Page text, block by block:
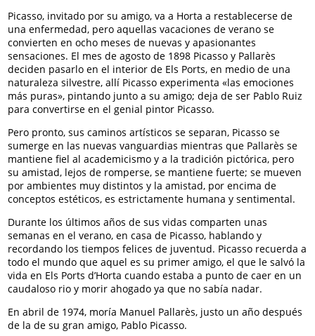
Picasso, invitado por su amigo, va a Horta a restablecerse de
una enfermedad, pero aquellas vacaciones de verano se
convierten en ocho meses de nuevas y apasionantes
sensaciones. El mes de agosto de 1898 Picasso y Pallarès
deciden pasarlo en el interior de Els Ports, en medio de una
naturaleza silvestre, allí Picasso experimenta «las emociones
más puras», pintando junto a su amigo; deja de ser Pablo Ruiz
para convertirse en el genial pintor Picasso.
Pero pronto, sus caminos artísticos se separan, Picasso se
sumerge en las nuevas vanguardias mientras que Pallarès se
mantiene fiel al academicismo y a la tradición pictórica, pero
su amistad, lejos de romperse, se mantiene fuerte; se mueven
por ambientes muy distintos y la amistad, por encima de
conceptos estéticos, es estrictamente humana y sentimental.
Durante los últimos años de sus vidas comparten unas
semanas en el verano, en casa de Picasso, hablando y
recordando los tiempos felices de juventud. Picasso recuerda a
todo el mundo que aquel es su primer amigo, el que le salvó la
vida en Els Ports d’Horta cuando estaba a punto de caer en un
caudaloso rio y morir ahogado ya que no sabía nadar.
En abril de 1974, moría Manuel Pallarès, justo un año después
de la de su gran amigo, Pablo Picasso.